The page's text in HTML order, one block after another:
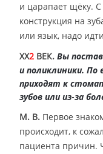
и царапает щёку.
конструкция на
или язык, надо
XX2 ВЕК. Вы
и поликлиники.
приходят к
зубов или из-за
М. В. Первое
происходит, к
пациента причин.